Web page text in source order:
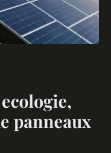
panneaux